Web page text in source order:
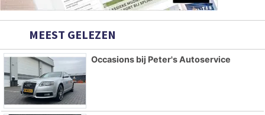
MEEST GELEZEN
Occasions bij Peter's Autoservice